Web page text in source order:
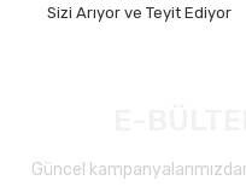
Sizi Arıyor ve Teyit Ediyor
Güncel